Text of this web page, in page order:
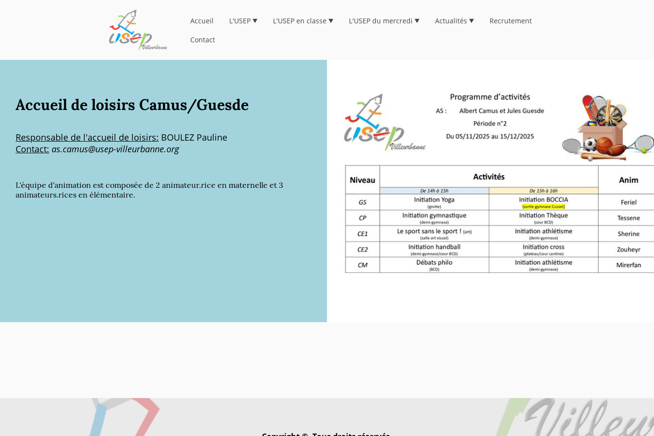
Accueil L'USEP L'USEP en classe L'USEP du mercredi Actualités Recrutement
Contact
Accueil de loisirs Camus/Guesde
Responsable de l'accueil de loisirs: BOULEZ Pauline
Contact: as.camus@usep-villeurbanne.org
L'équipe d'animation est composée de 2 animateur.rice en maternelle et 3
animateurs.rices en élémentaire.